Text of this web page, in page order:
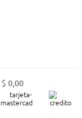
$ 0,00